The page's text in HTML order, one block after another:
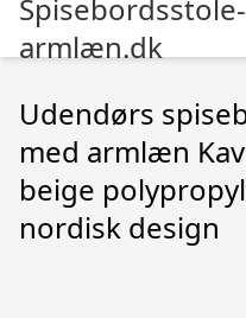
armlæn.dk
Udendørs
med armlæn
beige
nordisk design